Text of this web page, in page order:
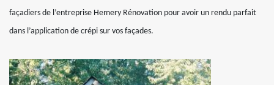
façadiers de l’entreprise Hemery Rénovation pour avoir un rendu parfait
dans l’application de crépi sur vos façades.